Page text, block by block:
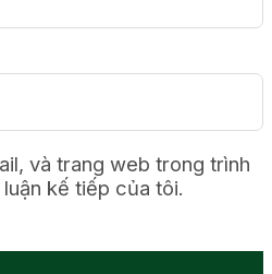
và trang web trong trình
kế tiếp của tôi.